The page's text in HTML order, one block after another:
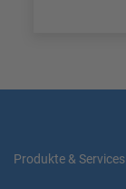
Produkte & Services